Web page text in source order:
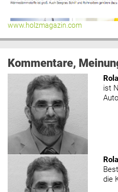
www.holzmagazin.com
Kommentare,
ist
die